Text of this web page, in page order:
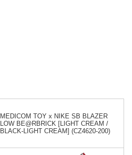
MEDICOM TOY x NIKE SB BLAZER
LOW BE@RBRICK [LIGHT CREAM /
BLACK-LIGHT CREAM] (CZ4620-200)